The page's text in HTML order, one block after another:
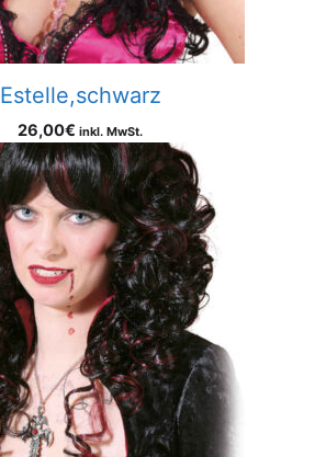
Estelle,schwarz
26,00€ inkl. MwSt.